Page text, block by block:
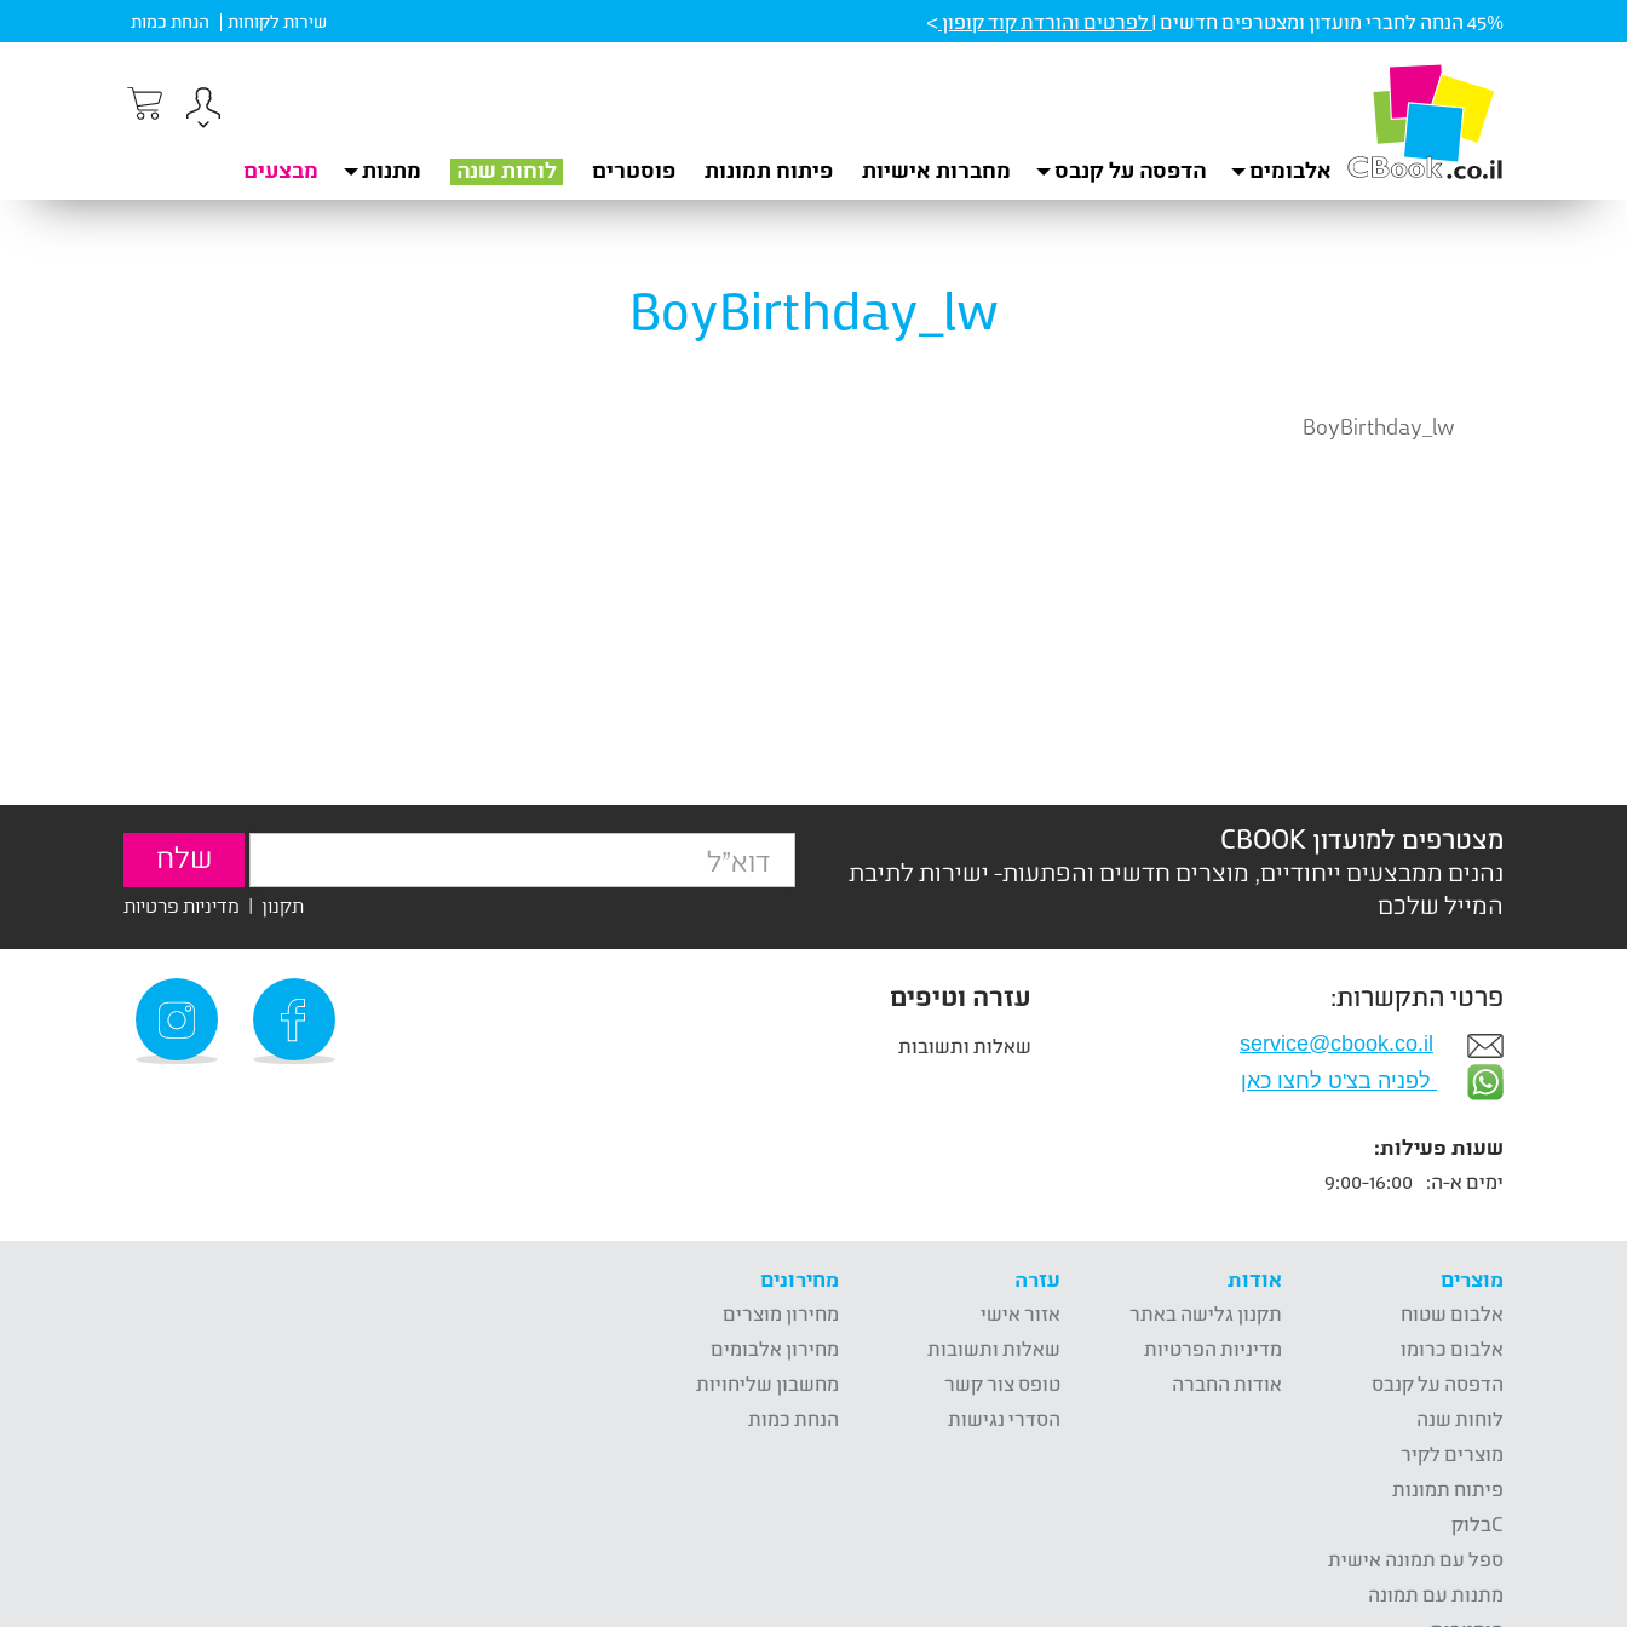
45% הנחה לחברי מועדון ומצטרפים חדשים | לפרטים והורדת קוד קופון> שירות לקוחות הנחת כמות
אלבומים הדפסה על קנבס מחברות אישיות פיתוח תמונות פוסטרים לוחות שנה מתנות מבצעים
BoyBirthday_lw
BoyBirthday_lw
מצטרפים למועדון CBOOK
נהנים ממבצעים ייחודיים, מוצרים חדשים והפתעות- ישירות לתיבת
המייל שלכם
תקנון | מדיניות פרטיות
פרטי התקשרות:
service@cbook.co.il
לפניה בצ'ט לחצו כאן
שעות פעילות:
ימים א-ה:
עזרה וטיפים
שאלות ותשובות
מוצרים
אלבום שטוח
אלבום כרומו
הדפסה על קנבס
לוחות שנה
מוצרים לקיר
פיתוח תמונות
Cבלוק
ספל עם תמונה אישית
מתנות עם תמונה
אודות
תקנון גלישה באתר
מדיניות הפרטיות
אודות החברה
עזרה
אזור אישי
שאלות ותשובות
טופס צור קשר
הסדרי נגישות
מחירונים
מחירון מוצרים
מחירון אלבומים
מחשבון שליחויות
הנחת כמות